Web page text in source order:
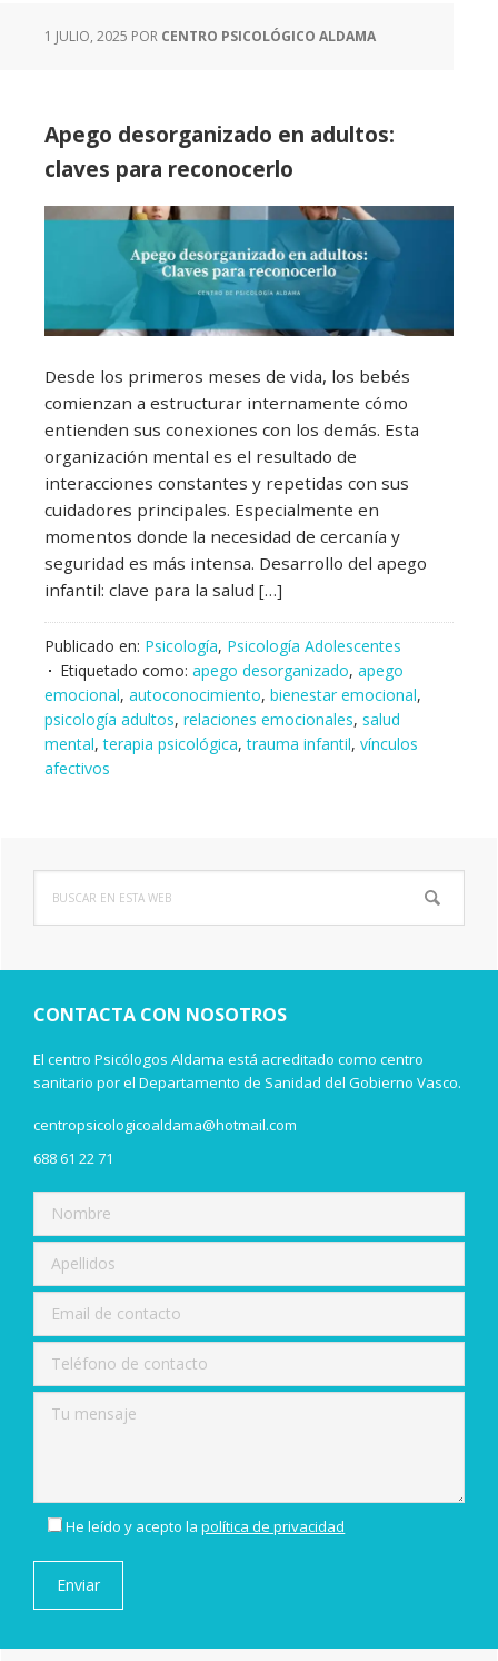
1 JULIO, 2025 POR CENTRO PSICOLÓGICO ALDAMA
Apego desorganizado en adultos:
claves para reconocerlo
Desde los primeros meses de vida, los bebés
comienzan a estructurar internamente cómo
entienden sus conexiones con los demás. Esta
organización mental es el resultado de
interacciones constantes y repetidas con sus
cuidadores principales. Especialmente en
momentos donde la necesidad de cercanía y
seguridad es más intensa. Desarrollo del apego
infantil: clave para la salud […]
Publicado en: Psicología, Psicología Adolescentes
Etiquetado como: apego desorganizado, apego
emocional, autoconocimiento, bienestar emocional,
psicología adultos, relaciones emocionales, salud
mental,terapia psicológica,trauma infantil, vínculos
afectivos
Barra
lateral
principal
esta
CONTACTA CON NOSOTROS
El centro Psicólogos Aldama está acreditado como centro
sanitario por el Departamento de Sanidad del Gobierno Vasco.
centropsicologicoaldama@hotmail.com
688 61 22 71
He leído y acepto lapolítica de privacidad